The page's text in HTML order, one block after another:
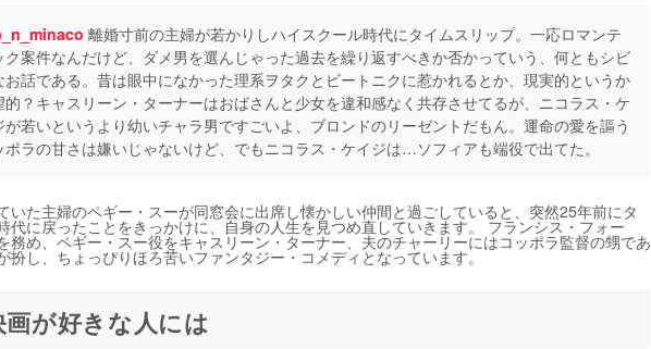
離婚寸前の主婦が若かりしハイスクール時代にタイムスリップ。一応ロマンテ
ク案件なんだけど、ダメ男を選んじゃった過去を繰り返すべきか否かっていう、何ともシビ
お話である。昔は眼中になかった理系ヲタクとビートニクに惹かれるとか、現実的というか
的？キャスリーン・ターナーはおばさんと少女を違和感なく共存させてるが、ニコラス・ケ
が若いというより幼いチャラ男ですごいよ、ブロンドのリーゼントだもん。運命の愛を謳う
ポラの甘さは嫌いじゃないけど、でもニコラス・ケイジは…ソフィアも端役で出てた。
いた主婦のペギー・スーが同窓会に出席し懐かしい仲間と過ごしていると、突然25年前にタ
代に戻ったことをきっかけに、自身の人生を見つめ直していきます。 フランシス・フォー
務め、ペギー・スー役をキャスリーン・ターナー、夫のチャーリーにはコッポラ監督の甥であ
扮し、ちょっぴりほろ苦いファンタジー・コメディとなっています。
が好きな人には